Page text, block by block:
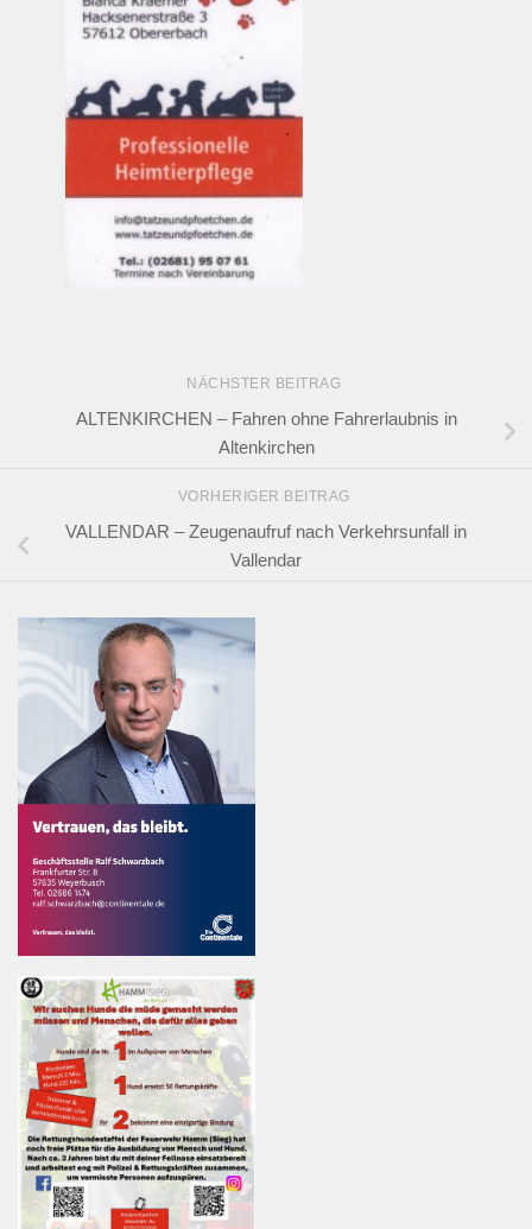
NÄCHSTER BEITRAG
ALTENKIRCHEN – Fahren ohne Fahrerlaubnis in
Altenkirchen
VORHERIGER BEITRAG
VALLENDAR – Zeugenaufruf nach Verkehrsunfall in
Vallendar